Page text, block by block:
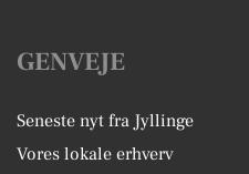
GENVEJE
Seneste nyt fra Jyllinge
Vores lokale erhverv